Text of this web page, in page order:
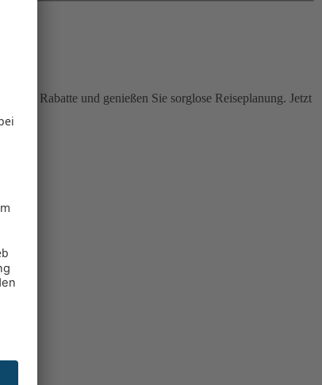
Rabatte und genießen Sie sorglose Reiseplanung. Jetzt